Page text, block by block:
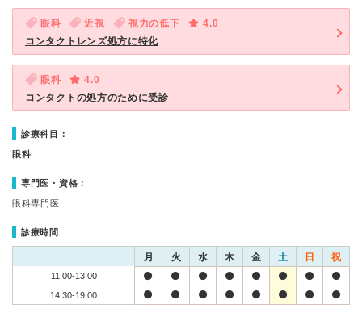
眼科 近視 視力の低下
4.0
コンタクトレンズ処方に特化
眼科
4.0
コンタクトの処方のために受診
診療科目：
眼科
専門医・資格：
眼科専門医
診療時間
月 火 水 木 金 土 日 祝
11:00-13:00
14:30-19:00